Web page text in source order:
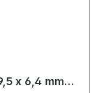
x 6,4 mm